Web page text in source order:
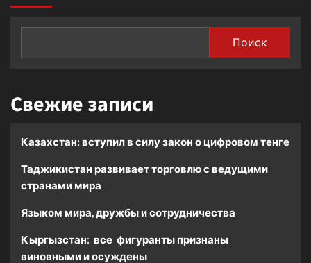
Поиск
Свежие записи
Казахстан: вступил в силу закон о цифровом тенге
Таджикистан развивает торговлю с ведущими
странами мира
Языком мира, дружбы и сотрудничества
Кыргызстан: все фигуранты признаны
виновными и осуждены